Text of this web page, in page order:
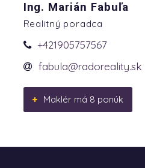
Ing. Marián Fabuľa
Realitný poradca
+421905757567
fabula@radoreality.sk
Maklér má 8 ponúk